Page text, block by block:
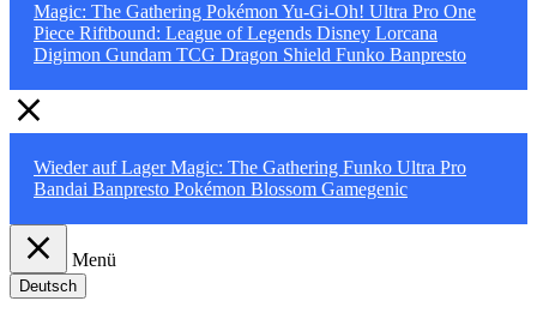
Magic: The Gathering Pokémon Yu-Gi-Oh! Ultra Pro One
Piece Riftbound: League of Legends Disney Lorcana
Digimon Gundam TCG Dragon Shield Funko Banpresto
Wieder auf LagerMagic: The Gathering Funko Ultra Pro
Bandai Banpresto Pokémon Blossom Gamegenic
Menü
Deutsch